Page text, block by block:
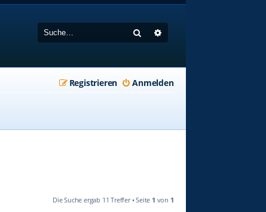
Suche
Anmelden
Registrieren
Die Suche ergab 11 Treffer • Seite 1 von 1